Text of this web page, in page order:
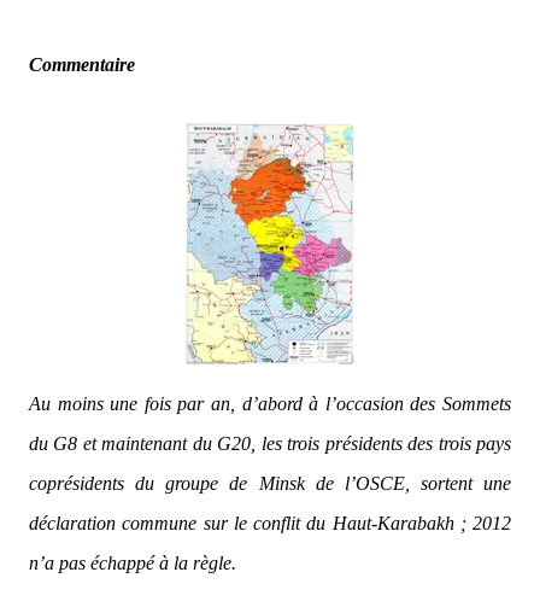
Commentaire
Au moins une fois par an, d’abord à l’occasion des Sommets
du G8 et maintenant du G20, les trois présidents des trois pays
coprésidents du groupe de Minsk de l’OSCE, sortent une
déclaration commune sur le conflit du Haut-Karabakh ; 2012
n’a pas échappé à la règle.